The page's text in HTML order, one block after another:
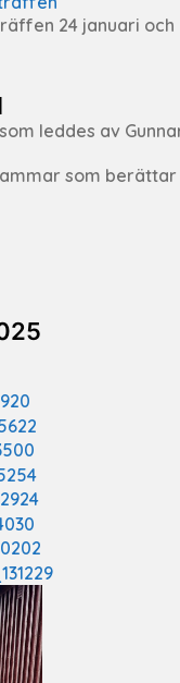
24 januari
leddes av
som